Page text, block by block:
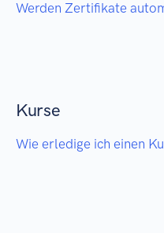
Werden Zertifikate
Kurse
Wie erledige ich einen